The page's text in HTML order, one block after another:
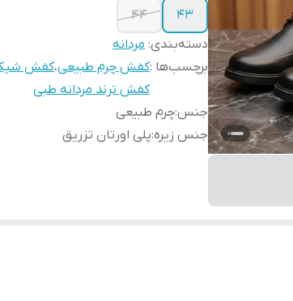
43
44
دسته‌بندی: مردانه
برچسب‌ها :کفش چرم طبیعی،کفش شیک
کفش ترند مردانه طبی
جنس:چرم طبیعی
جنس زیره:پلی اورتان تزریق